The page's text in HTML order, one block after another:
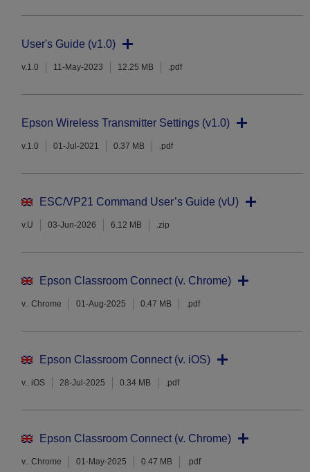
User's Guide (v1.0)
v.1.0 11-May-2023 12.25 MB .pdf
Epson Wireless Transmitter Settings (v1.0)
v.1.0 01-Jul-2021 0.37 MB .pdf
ESC/VP21 Command User’s Guide (vU)
v.U 03-Jun-2026 6.12 MB .zip
Epson Classroom Connect (v. Chrome)
v.. Chrome 01-Aug-2025 0.47 MB .pdf
Epson Classroom Connect (v. iOS)
v.. iOS 28-Jul-2025 0.34 MB .pdf
Epson Classroom Connect (v. Chrome)
v.. Chrome 01-May-2025 0.47 MB .pdf